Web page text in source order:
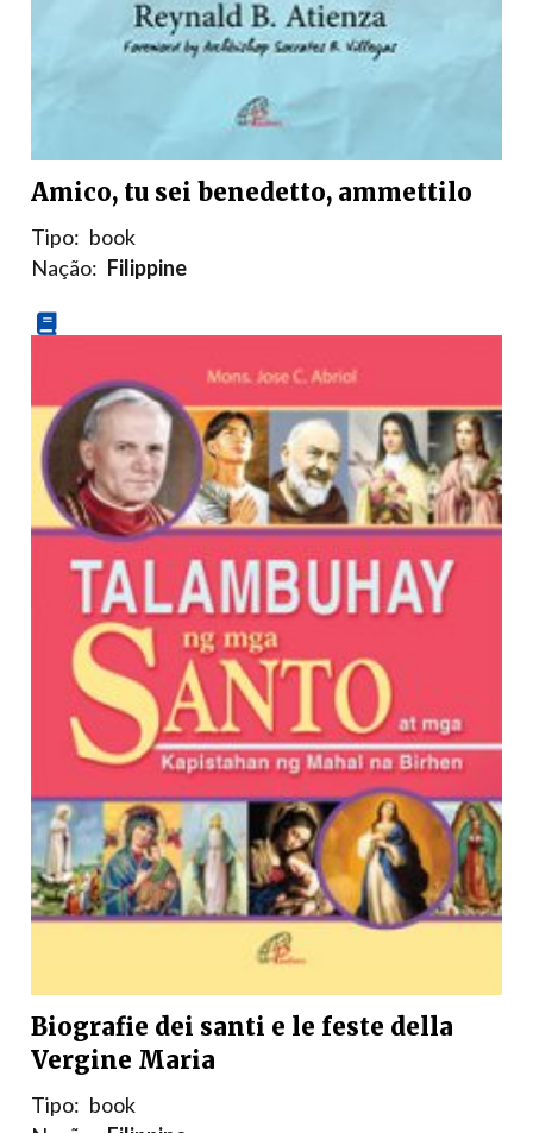
Amico, tu sei benedetto, ammettilo
Tipo: book
Nação: Filippine
Biografie dei santi e le feste della
Vergine Maria
Tipo: book